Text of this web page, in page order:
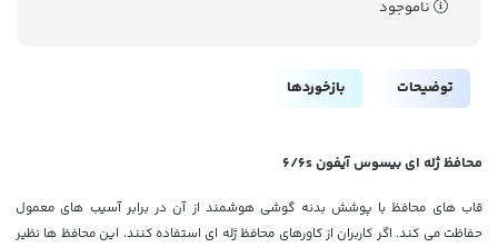
ناموجود
توضیحات بازخوردها
محافظ ژله ای بیسوس آیفون 6/6s
قاب های محافظ با پوشش بدنه گوشی هوشمند از آن در برابر آسیب های معمول
حفاظت می کند. اگر کاربران از کاورهای محافظ ژله ای استفاده کنند، این محافظ ها نظیر